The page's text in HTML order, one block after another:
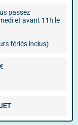
passez
et avant 11h le
fériés inclus)